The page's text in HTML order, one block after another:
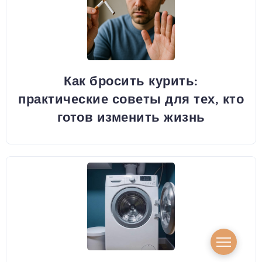
Как бросить курить:
практические советы для тех, кто
готов изменить жизнь